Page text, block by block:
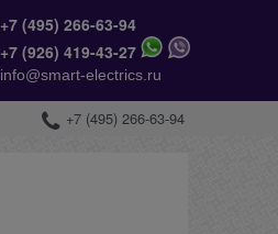
+7 (495) 266-63-94
+7 (926) 419-43-27
info@smart-electrics.ru
+7 (495) 266-63-94